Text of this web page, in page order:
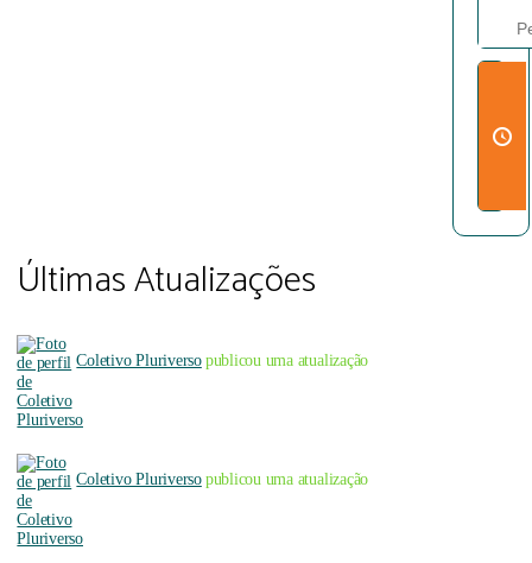
Últimas Atualizações
Coletivo Pluriverso publicou uma atualização
Coletivo Pluriverso publicou uma atualização